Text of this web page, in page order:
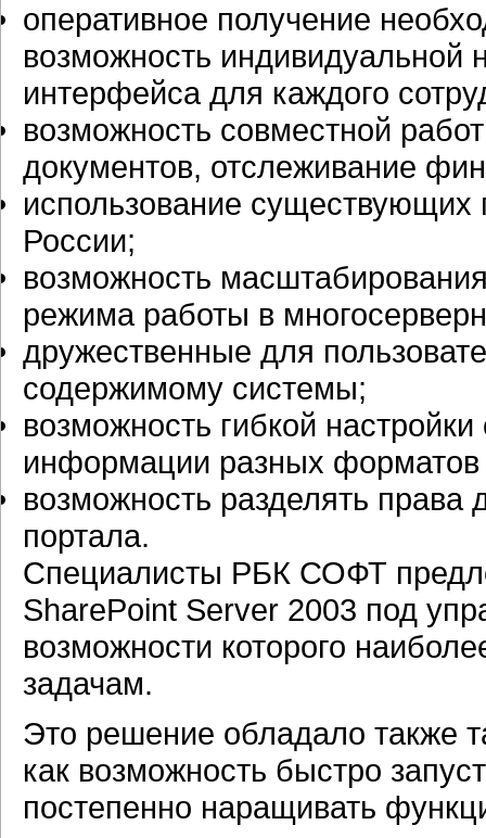
оперативное получение
возможность индивидуальной
интерфейса для каждого
возможность совместной
документов, отслеживание
использование существующих
России;
возможность
режима работы в
дружественные для
содержимому системы;
возможность гибкой
информации разных форматов
возможность разделять права
портала.
Специалисты РБК СОФТ
SharePoint Server 2003 под
возможности которого
задачам.
Это решение обладало также
как возможность быстро
постепенно наращивать